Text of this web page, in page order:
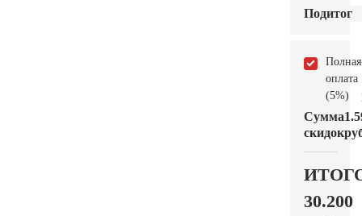
Подитог
Полная
оплата
(5%)
Сумма
скидок
30.200